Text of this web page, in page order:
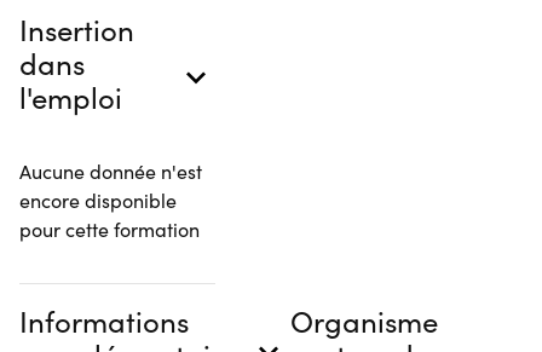
Insertion
dans
l'emploi
Aucune donnée n'est
encore disponible
pour cette formation
Informations
Organisme